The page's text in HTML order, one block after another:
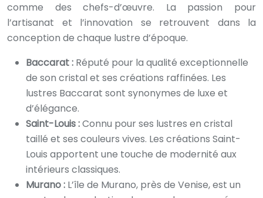
comme des chefs-d’œuvre. La passion pour
l’artisanat et l’innovation se retrouvent dans la
conception de chaque lustre d’époque.
Baccarat : Réputé pour la qualité exceptionnelle
de son cristal et ses créations raffinées. Les
lustres Baccarat sont synonymes de luxe et
d’élégance.
Saint-Louis :Connu pour ses lustres en cristal
taillé et ses couleurs vives. Les créations Saint-
Louis apportent une touche de modernité aux
intérieurs classiques.
Murano : L’île de Murano, près de Venise, est un